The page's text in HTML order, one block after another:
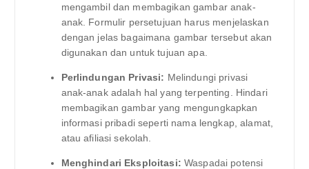
mengambil dan membagikan gambar anak-
anak. Formulir persetujuan harus menjelaskan
dengan jelas bagaimana gambar tersebut akan
digunakan dan untuk tujuan apa.
Perlindungan Privasi: Melindungi privasi
anak-anak adalah hal yang terpenting. Hindari
membagikan gambar yang mengungkapkan
informasi pribadi seperti nama lengkap, alamat,
atau afiliasi sekolah.
Menghindari Eksploitasi: Waspadai potensi